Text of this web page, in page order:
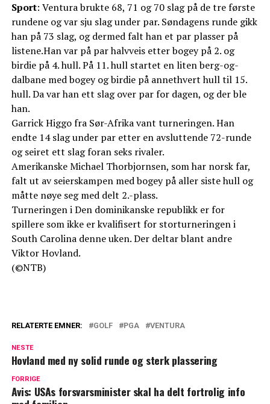
Sport: Ventura brukte 68, 71 og 70 slag på de tre første
rundene og var sju slag under par. Søndagens runde gikk
han på 73 slag, og dermed falt han et par plasser på
listene.Han var på par halvveis etter bogey på 2. og
birdie på 4. hull. På 11. hull startet en liten berg-og-
dalbane med bogey og birdie på annethvert hull til 15.
hull. Da var han ett slag over par for dagen, og der ble
han.
Garrick Higgo fra Sør-Afrika vant turneringen. Han
endte 14 slag under par etter en avsluttende 72-runde
og seiret ett slag foran seks rivaler.
Amerikanske Michael Thorbjornsen, som har norsk far,
falt ut av seierskampen med bogey på aller siste hull og
måtte nøye seg med delt 2.-plass.
Turneringen i Den dominikanske republikk er for
spillere som ikke er kvalifisert for storturneringen i
South Carolina denne uken. Der deltar blant andre
Viktor Hovland.
(©NTB)
RELATERTE EMNER: GOLF PGA VENTURA
NESTE
Hovland med ny solid runde og sterk plassering
FORRIGE
Avis: USAs forsvarsminister skal ha delt fortrolig info